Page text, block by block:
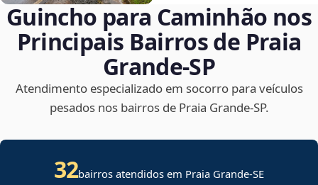
Guincho para Caminhão nos
Principais Bairros de Praia
Grande‑SP
Atendimento especializado em socorro para veículos
pesados nos bairros de Praia Grande‑SP.
32bairros atendidos em Praia Grande-SE